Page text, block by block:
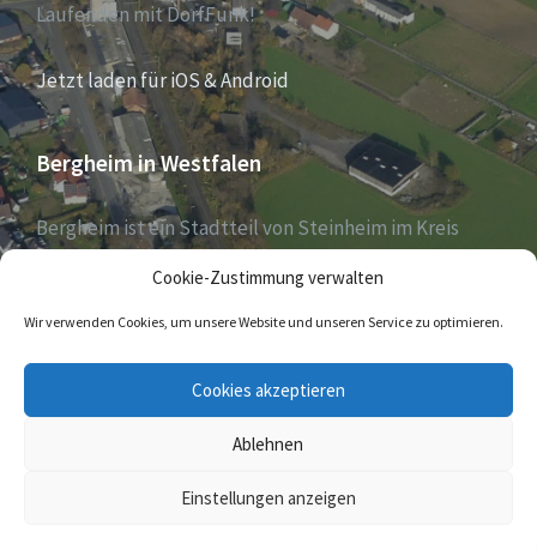
Cookie-Zustimmung verwalten
Wir verwenden Cookies, um unsere Website und unseren Service zu optimieren.
Cookies akzeptieren
Ablehnen
Einstellungen anzeigen
Laufenden mit DorfFunk!
Jetzt laden für iOS & Android
Bergheim in Westfalen
Bergheim ist ein Stadtteil von Steinheim im Kreis
Höxter, Nordrhein-Westfalen, und zählt aktuell 1030
Einwohner – Stand 31. Dezember 2018.